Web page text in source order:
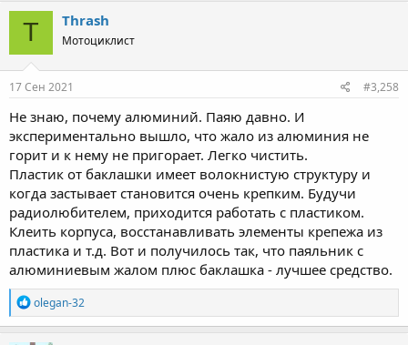
c
t
o
n
s
T Thrash
Мотоциклист
17 Сен 2021 #3,258
Не знаю, почему алюминий. Паяю давно. И
экспериментально вышло, что жало из алюминия не
горит и к нему не пригорает. Легко чистить.
Пластик от баклашки имеет волокнистую структуру и
когда застывает становится очень крепким. Будучи
радиолюбителем, приходится работать с пластиком.
Клеить корпуса, восстанавливать элементы крепежа из
пластика и т.д. Вот и получилось так, что паяльник с
алюминиевым жалом плюс баклашка - лучшее средство.
R
e
a
olegan-32